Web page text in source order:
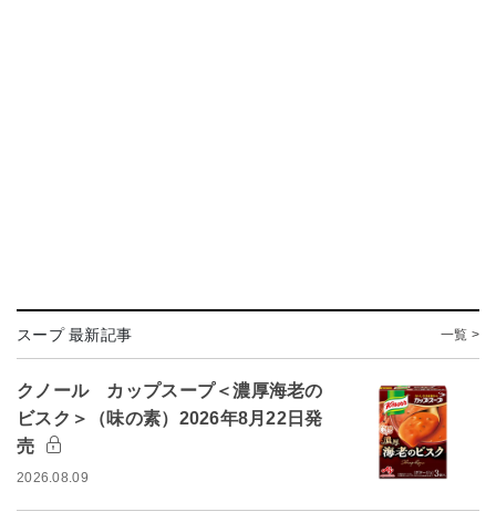
スープ 最新記事 一覧 >
クノール カップスープ＜濃厚海老の
ビスク＞（味の素）2026年8月22日発
売
2026.08.09